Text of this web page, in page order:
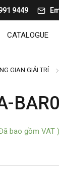
9449
CATALOGUE
GIAN GIẢI TRÍ
bao gồm VAT )